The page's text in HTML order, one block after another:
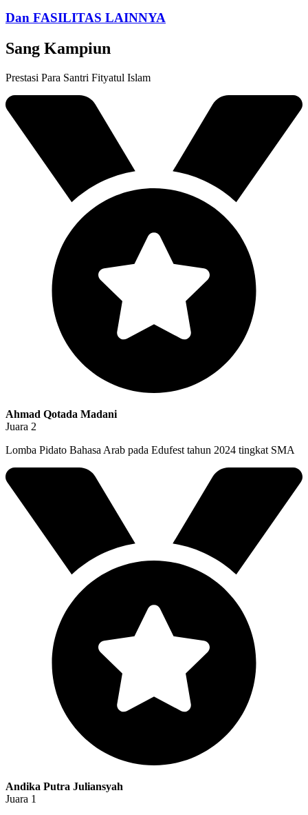
Dan FASILITAS LAINNYA
Sang Kampiun
Prestasi Para Santri Fityatul Islam
Ahmad Qotada Madani
Juara 2
Lomba Pidato Bahasa Arab pada Edufest tahun 2024 tingkat SMA
Andika Putra Juliansyah
Juara 1